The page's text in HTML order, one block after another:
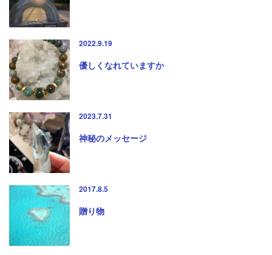
2022.9.19
優しくなれていますか
2023.7.31
神秘のメッセージ
2017.8.5
贈り物